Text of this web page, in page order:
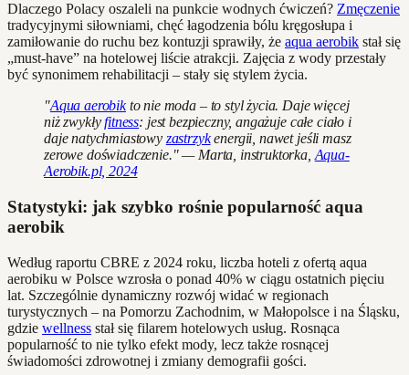
Dlaczego Polacy oszaleli na punkcie wodnych ćwiczeń? Zmęczenie
tradycyjnymi siłowniami, chęć łagodzenia bólu kręgosłupa i
zamiłowanie do ruchu bez kontuzji sprawiły, że aqua aerobik stał się
„must-have” na hotelowej liście atrakcji. Zajęcia z wody przestały
być synonimem rehabilitacji – stały się stylem życia.
"Aqua aerobikto nie moda – to styl życia. Daje więcej
niż zwykłyfitness: jest bezpieczny, angażuje całe ciało i
daje natychmiastowy zastrzykenergii, nawet jeśli masz
zerowe doświadczenie." — Marta, instruktorka, Aqua-
Aerobik.pl, 2024
Statystyki: jak szybko rośnie popularność aqua
aerobik
Według raportu CBRE z 2024 roku, liczba hoteli z ofertą aqua
aerobiku w Polsce wzrosła o ponad 40% w ciągu ostatnich pięciu
lat. Szczególnie dynamiczny rozwój widać w regionach
turystycznych – na Pomorzu Zachodnim, w Małopolsce i na Śląsku,
gdzie wellness stał się filarem hotelowych usług. Rosnąca
popularność to nie tylko efekt mody, lecz także rosnącej
świadomości zdrowotnej i zmiany demografii gości.